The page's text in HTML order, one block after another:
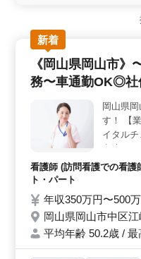
残業がないため、プラ
です。また、賞与制度が
安定した収入を期待で
が整っている点が魅力的です。 ＜経験を
ジション＞ 会計事務所での実務経験が活かせる業務内
容が中心です。特に税務
が見込めます。年齢不
です。 ＜通勤の利便性＞ 車通勤が可能で、通勤手
当も支給されるため、
務地は清輝橋駅からも
車の両方での通勤が選
新着
《岡山県岡山市》
務〜車通勤OK◎
岡山県
す！ 【
イタル
（床ずれ
完備 ＊
力を必要
のあるベ
下さい！
看護師 (訪問看護での看護
ト・パート
年収350万円〜500
岡山県岡山市中区
平均年齢 50.2歳 /